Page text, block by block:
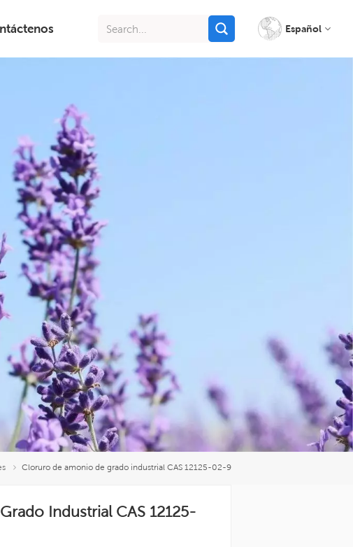
Español
Cloruro de amonio de grado industrial CAS 12125-02-9
Industrial CAS 12125-